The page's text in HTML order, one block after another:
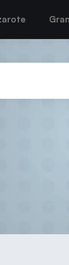
en